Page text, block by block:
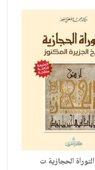
التوراة الحجازية ت